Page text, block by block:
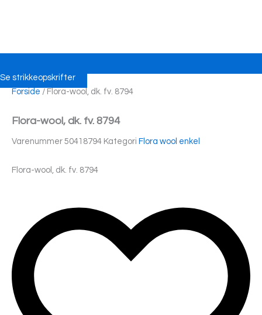
Se strikkeopskrifter
Forside / Flora-wool, dk. fv. 8794
Flora-wool, dk. fv. 8794
Varenummer 50418794 Kategori Flora wool enkel
Flora-wool, dk. fv. 8794